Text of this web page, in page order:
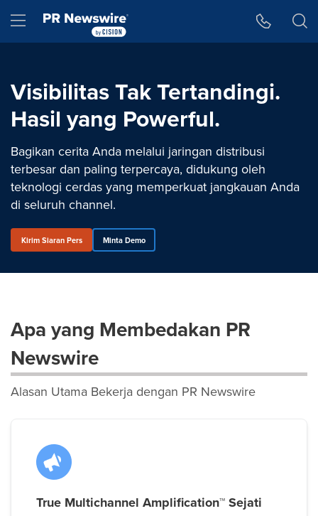
Hamburger menu
Visibilitas Tak Tertandingi.
Hasil yang Powerful.
Bagikan cerita Anda melalui jaringan distribusi
terbesar dan paling terpercaya, didukung oleh
teknologi cerdas yang memperkuat jangkauan Anda
di seluruh channel.
Kirim Siaran Pers Minta Demo
Apa yang Membedakan PR
Newswire
Alasan Utama Bekerja dengan PR Newswire
True Multichannel Amplification™ Sejati